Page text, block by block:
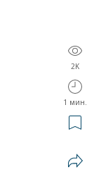
2K
1 мин.